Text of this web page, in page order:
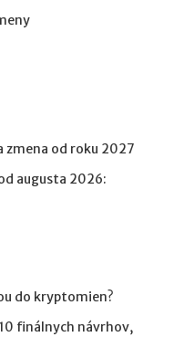
zmena od roku 2027
augusta 2026:
do kryptomien?
finálnych návrhov,